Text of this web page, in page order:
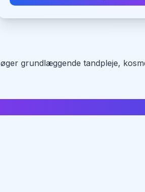
grundlæggende tandpleje,